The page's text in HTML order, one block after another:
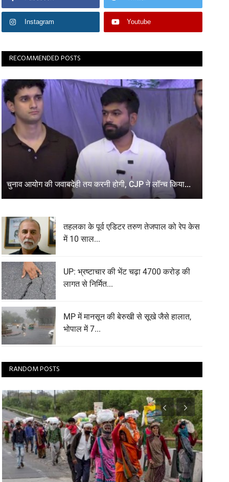
Instagram Youtube
RECOMMENDED POSTS
चुनाव आयोग की जवाबदेही तय करनी होगी, CJP ने लॉन्च किया...
तहलका के पूर्व एडिटर तरुण तेजपाल को रेप केस
में 10 साल...
UP: भ्रष्टाचार की भेंट चढ़ा 4700 करोड़ की
लागत से निर्मित...
MP में मानसून की बेरुखी से सूखे जैसे हालात,
भोपाल में 7...
RANDOM POSTS